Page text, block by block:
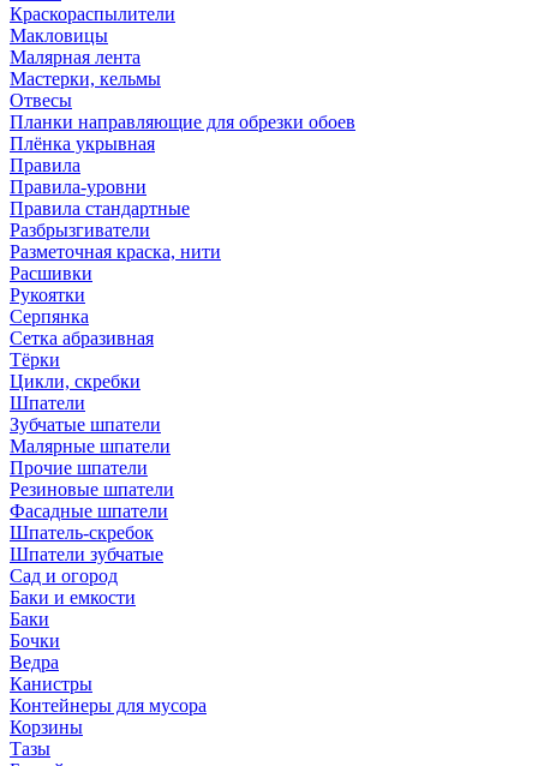
Краскораспылители
Макловицы
Малярная лента
Мастерки, кельмы
Отвесы
Планки направляющие для обрезки обоев
Плёнка укрывная
Правила
Правила-уровни
Правила стандартные
Разбрызгиватели
Разметочная краска, нити
Расшивки
Рукоятки
Серпянка
Сетка абразивная
Тёрки
Цикли, скребки
Шпатели
Зубчатые шпатели
Малярные шпатели
Прочие шпатели
Резиновые шпатели
Фасадные шпатели
Шпатель-скребок
Шпатели зубчатые
Сад и огород
Баки и емкости
Баки
Бочки
Ведра
Канистры
Контейнеры для мусора
Корзины
Тазы